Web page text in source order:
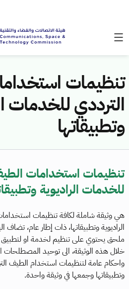
تنظيمات
الترددي للخدمات
وتطبيقاتها
تنظيمات استخدامات
للخدمات الراديوية
هي وثيقة شاملة لكافة تنظيمات
الراديوية وتطبيقاتها، ذات إطار عام،
ملحق يحتوي على تنظيم لخدمة او
خلال هذه الوثيقة، الى توحيد المصطلحات
واحكام عامة لتنظيمات استخدام الطيف
وتطبيقاتها وجمعها في وثيقة واحدة.